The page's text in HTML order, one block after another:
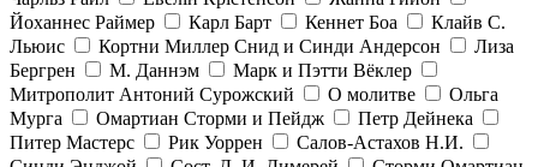
Йоханнес Раймер
Карл Барт Кеннет Боа
Клайв С.
Льюис
Кортни Миллер Снид и Синди Андерсон
Лиза
Бергрен
М. Даннэм
Марк и Пэтти Вёклер
Митрополит Антоний Сурожский
О молитве
Ольга
Мурга
Омартиан Сторми и Пейдж
Петр Дейнека
Питер Мастерс
Рик Уоррен
Салов-Астахов Н.И.